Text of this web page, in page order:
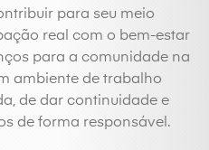
para seu meio
real com o bem-estar
para a comunidade na
ambiente de trabalho
de dar continuidade e
de forma responsável.